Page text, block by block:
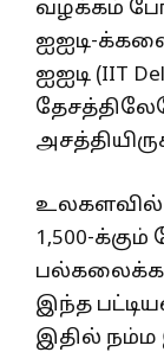
வழக்கம்
ஐஐடி-
ஐஐடி (IIT
உலகளவில்
1,500-
இந்த
இதில் நம்ம